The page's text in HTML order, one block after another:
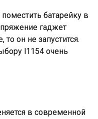
батарейку в
гаджет
он не запустится.
l1154 очень
в современной